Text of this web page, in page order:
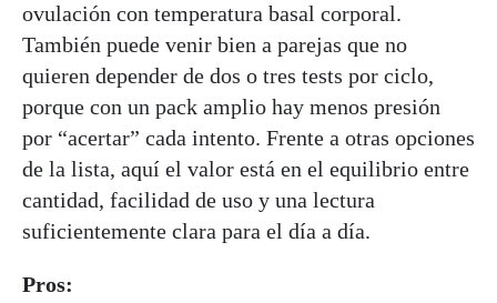
ovulación con temperatura basal corporal.
También puede venir bien a parejas que no
quieren depender de dos o tres tests por ciclo,
porque con un pack amplio hay menos presión
por “acertar” cada intento. Frente a otras opciones
de la lista, aquí el valor está en el equilibrio entre
cantidad, facilidad de uso y una lectura
suficientemente clara para el día a día.
Pros: